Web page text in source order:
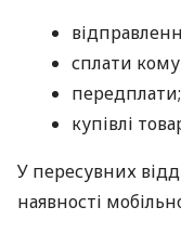
сплати
передплати;
купівлі
У пересувних
наявності